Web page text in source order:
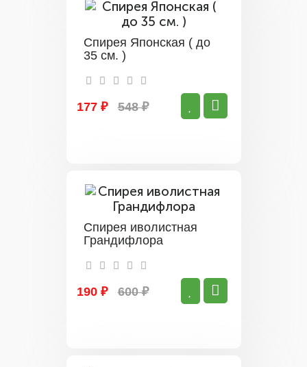
Спирея Японская ( до
35 см. )
177 ₽ 548 ₽
Спирея иволистная
Грандифлора
190 ₽ 600 ₽